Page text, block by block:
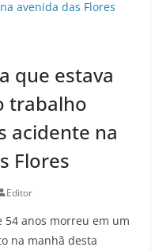
que estava
trabalho
acidente na
Flores
Editor
54 anos morreu em um
na manhã desta